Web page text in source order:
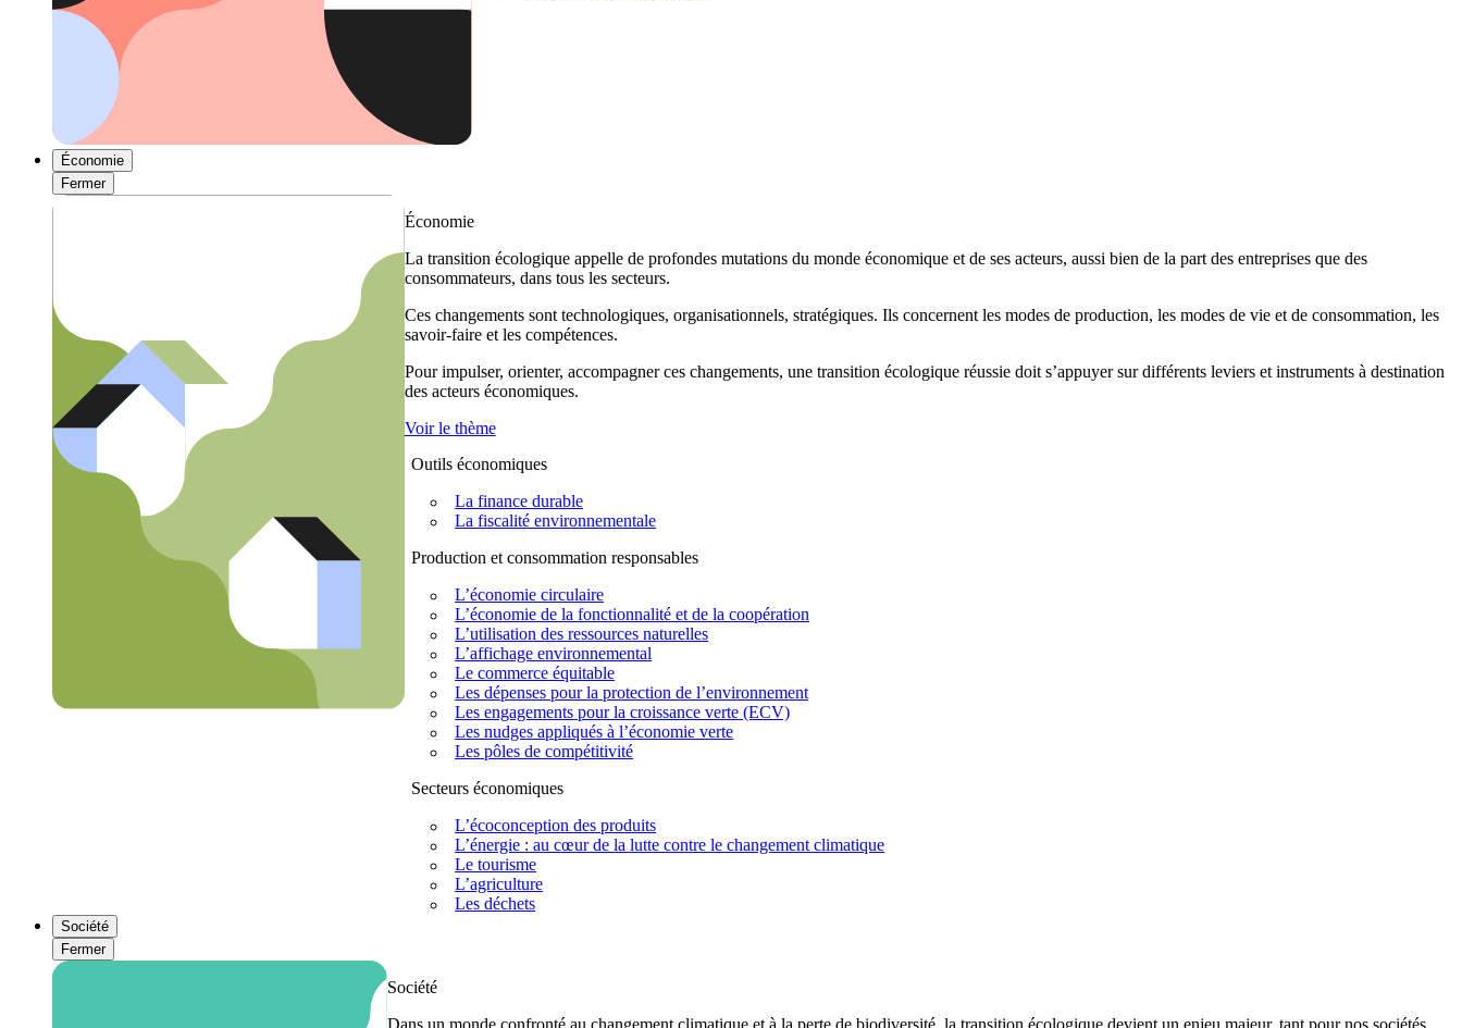
Économie
Fermer
Économie
La transition écologique appelle de profondes mutations du monde économique et de ses acteurs, aussi bien de la part des entreprises que des
consommateurs, dans tous les secteurs.
Ces changements sont technologiques, organisationnels, stratégiques. Ils concernent les modes de production, les modes de vie et de consommation, les
savoir-faire et les compétences.
Pour impulser, orienter, accompagner ces changements, une transition écologique réussie doit s’appuyer sur différents leviers et instruments à destination
des acteurs économiques.
Voir le thème
Outils économiques
La finance durable
La fiscalité environnementale
Production et consommation responsables
L’économie circulaire
L’économie de la fonctionnalité et de la coopération
L’utilisation des ressources naturelles
L’affichage environnemental
Le commerce équitable
Les dépenses pour la protection de l’environnement
Les engagements pour la croissance verte (ECV)
Les nudges appliqués à l’économie verte
Les pôles de compétitivité
Secteurs économiques
L’écoconception des produits
L’énergie : au cœur de la lutte contre le changement climatique
Le tourisme
L’agriculture
Les déchets
Société
Fermer
Société
Dans un monde confronté au changement climatique et à la perte de biodiversité, la transition écologique devient un enjeu majeur, tant pour nos sociétés